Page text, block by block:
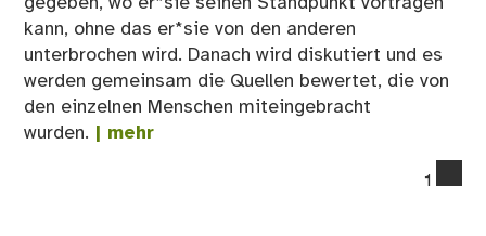
kann, ohne das er*sie von den anderen
unterbrochen wird. Danach wird diskutiert und es
werden gemeinsam die Quellen bewertet, die von
den einzelnen Menschen miteingebracht
wurden. | mehr
1